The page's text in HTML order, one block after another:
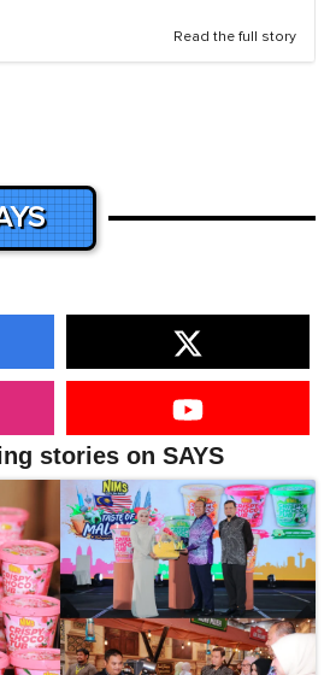
Read the full story
stories on SAYS